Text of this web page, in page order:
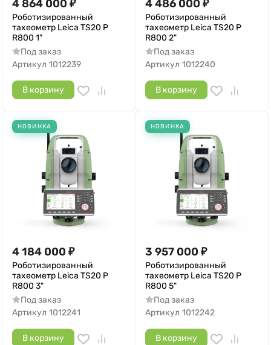
4 864 000 ₽
Роботизированный
тахеометр Leica TS20 P
R800 1"
Под заказ
Артикул 1012239
В корзину
4 486 000 ₽
Роботизированный
тахеометр Leica TS20 P
R800 2"
Под заказ
Артикул 1012240
В корзину
НОВИНКА
4 184 000 ₽
Роботизированный
тахеометр Leica TS20 P
R800 3"
Под заказ
Артикул 1012241
В корзину
НОВИНКА
3 957 000 ₽
Роботизированный
тахеометр Leica TS20 P
R800 5"
Под заказ
Артикул 1012242
В корзину